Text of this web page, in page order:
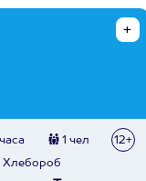
1 чел 12+
Хлебороб